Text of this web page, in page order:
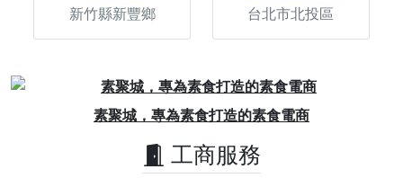
新竹縣新豐鄉
台北市北投區
素聚城，專為素食打造的素食電商
Previous
工商服務